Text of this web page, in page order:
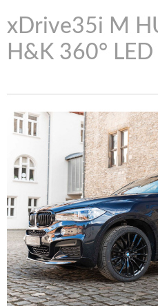
xDrive35i M
H&K 360°